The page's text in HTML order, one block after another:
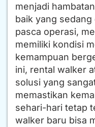
menjadi
baik yang sedang
pasca operasi,
memiliki kondisi
kemampuan
ini, rental walker
solusi yang
memastikan
sehari-hari tetap
walker baru bisa